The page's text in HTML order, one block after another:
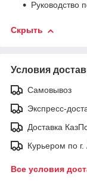
Руководство
Скрыть
Условия
Самовывоз
Экспресс-
Доставка
Курьером по
Все условия